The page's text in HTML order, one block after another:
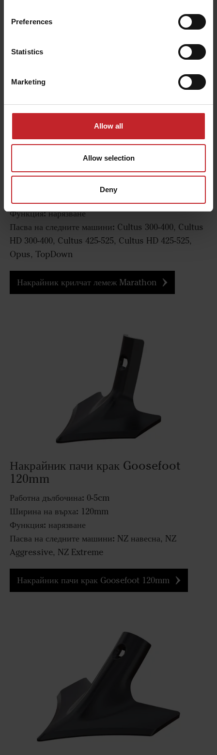
Preferences
Statistics
Marketing
Allow all
Allow selection
Deny
0-5cm
Ширина на върха:
Функция:нарязване
Пасва на следните машини: Cultus 300-400, Cultus
HD 300-400, Cultus 425-525, Cultus HD 425-525,
Opus, TopDown
Накрайник крилчат лемеж Marathon
Накрайник пачи крак Goosefoot
120mm
Работна дълбочина: 0-5cm
Ширина на върха: 120mm
Функция: нарязване
Пасва на следните машини: NZ навесна, NZ
Aggressive, NZ Extreme
Накрайник пачи крак Goosefoot 120mm